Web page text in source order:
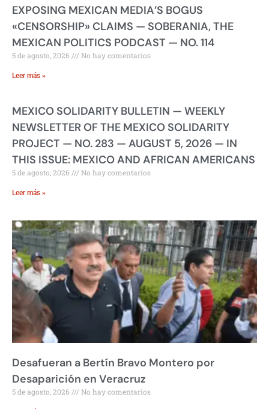
EXPOSING MEXICAN MEDIA’S BOGUS
«CENSORSHIP» CLAIMS — SOBERANIA, THE
MEXICAN POLITICS PODCAST — NO. 114
5 de agosto, 2026 No hay comentarios
Leer más »
MEXICO SOLIDARITY BULLETIN — WEEKLY
NEWSLETTER OF THE MEXICO SOLIDARITY
PROJECT — NO. 283 — AUGUST 5, 2026 — IN
THIS ISSUE: MEXICO AND AFRICAN AMERICANS
5 de agosto, 2026 No hay comentarios
Leer más »
Desafueran a Bertín Bravo Montero por
Desaparición en Veracruz
5 de agosto, 2026 No hay comentarios